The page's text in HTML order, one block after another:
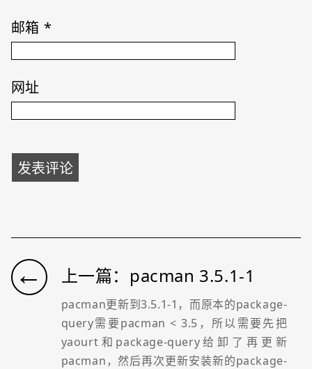
邮箱 *
网址
← 上一篇：pacman 3.5.1-1
pacman更新到3.5.1-1，而原本的package-
query需要pacman < 3.5，所以需要先把
yaourt和package-query给卸了再更新
pacman，然后再次更新安装新的package-